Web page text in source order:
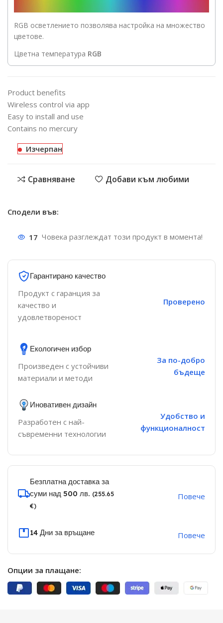
RGB осветлението позволява настройка на множество
цветове.
Цветна температура RGB
Product benefits
Wireless control via app
Easy to install and use
Contains no mercury
Изчерпан
Сравняване Добави към любими
Сподели във:
17 Човека разглеждат този продукт в момента!
Гарантирано качество
Продукт с гаранция за
качество и
удовлетвореност
Проверено
Екологичен избор
Произведен с устойчиви
материали и методи
За по-добро
бъдеще
Иновативен дизайн
Разработен с най-
съвременни технологии
Удобство и
функционалност
Безплатна доставка за
суми над 500 лв. (255.65
€)
Повече
14 Дни за връщане Повече
Опции за плащане: